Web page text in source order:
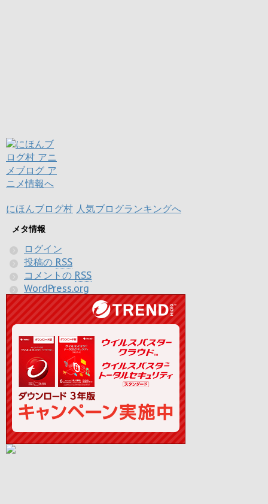
にほんブログ村 人気ブログランキングへ
メタ情報
ログイン
投稿の RSS
コメントの RSS
WordPress.org